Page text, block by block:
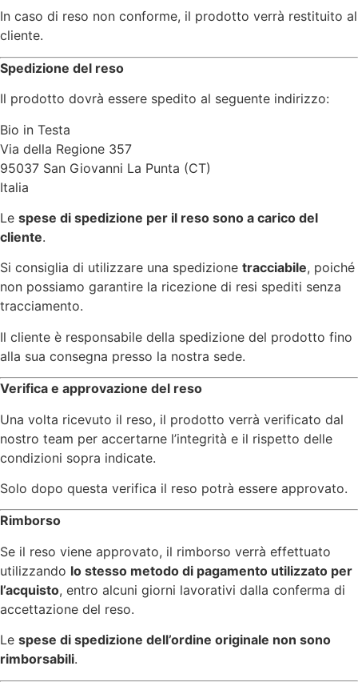
In caso di reso non conforme, il prodotto verrà restituito al
cliente.
Spedizione del reso
Il prodotto dovrà essere spedito al seguente indirizzo:
Bio in Testa
Via della Regione 357
95037 San Giovanni La Punta (CT)
Italia
Le spese di spedizione per il reso sono a carico del
cliente.
Si consiglia di utilizzare una spedizione tracciabile, poiché
non possiamo garantire la ricezione di resi spediti senza
tracciamento.
Il cliente è responsabile della spedizione del prodotto fino
alla sua consegna presso la nostra sede.
Verifica e approvazione del reso
Una volta ricevuto il reso, il prodotto verrà verificato dal
nostro team per accertarne l’integrità e il rispetto delle
condizioni sopra indicate.
Solo dopo questa verifica il reso potrà essere approvato.
Rimborso
Se il reso viene approvato, il rimborso verrà effettuato
utilizzando lo stesso metodo di pagamento utilizzato per
l’acquisto, entro alcuni giorni lavorativi dalla conferma di
accettazione del reso.
Le spese di spedizione dell’ordine originale non sono
rimborsabili.